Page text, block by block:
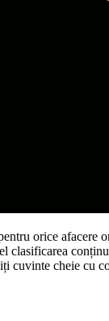
orice afacere
cuvinte cheie cu